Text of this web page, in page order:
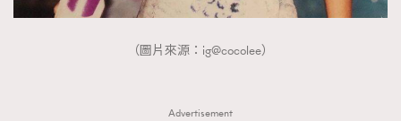
（圖片來源：ig@cocolee）
Advertisement